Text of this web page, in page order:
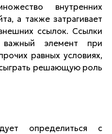
внутренних
а также затрагивает
ссылок. Ссылки
элемент при
равных условиях,
решающую роль
определиться с